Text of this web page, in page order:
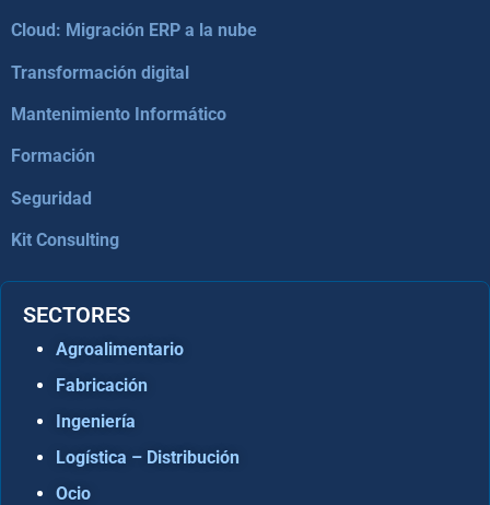
Cloud: Migración ERP a la nube
Transformación digital
Mantenimiento Informático
Formación
Seguridad
Kit Consulting
SECTORES
Agroalimentario
Fabricación
Ingeniería
Logística – Distribución
Ocio